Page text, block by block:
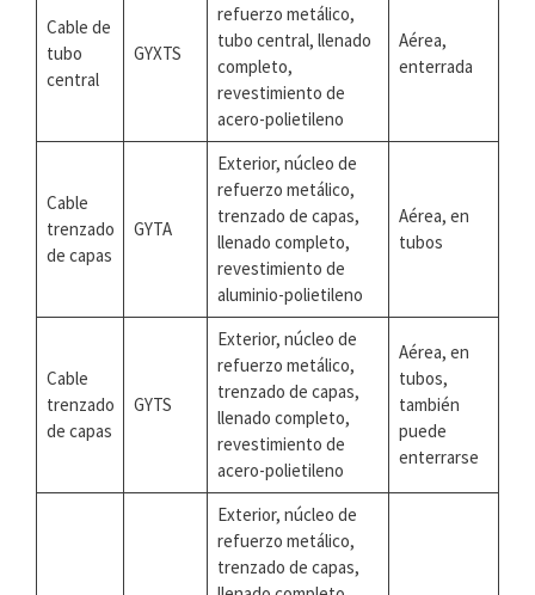
Cable de
tubo
central
GYXTS
refuerzo metálico,
tubo central, llenado
completo,
revestimiento de
acero-polietileno
Aérea,
enterrada
Cable
trenzado
de capas
GYTA
Exterior, núcleo de
refuerzo metálico,
trenzado de capas,
llenado completo,
revestimiento de
aluminio-polietileno
Aérea, en
tubos
Cable
trenzado
de capas
GYTS
Exterior, núcleo de
refuerzo metálico,
trenzado de capas,
llenado completo,
revestimiento de
acero-polietileno
Aérea, en
tubos,
también
puede
enterrarse
Exterior, núcleo de
refuerzo metálico,
trenzado de capas,